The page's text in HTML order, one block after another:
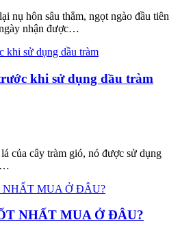
nụ hôn sâu thẳm, ngọt ngào đầu tiên
nhận được…
khi sử dụng dầu tràm
của cây tràm gió, nó được sử dụng
NHẤT MUA Ở ĐÂU?